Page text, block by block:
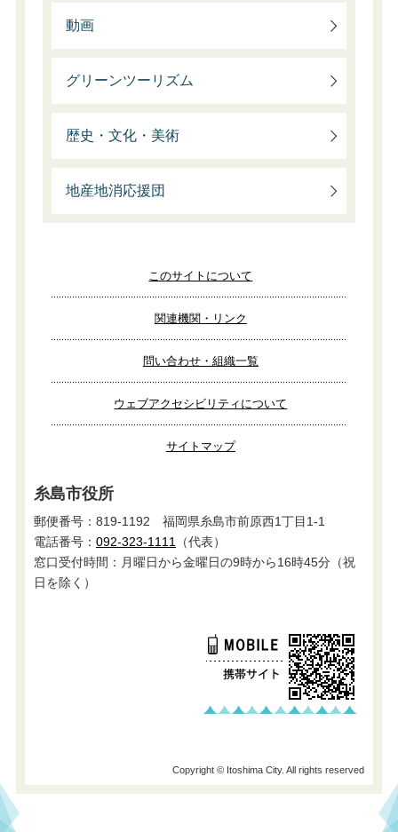
動画
グリーンツーリズム
歴史・文化・美術
地産地消応援団
このサイトについて
関連機関・リンク
問い合わせ・組織一覧
ウェブアクセシビリティについて
サイトマップ
糸島市役所
郵便番号：819-1192 福岡県糸島市前原西1丁目1-1
電話番号： 092-323-1111
（代表）
窓口受付時間：月曜日から金曜日の9時から16時45分（祝
日を除く）
Copyright © Itoshima City. All rights reserved